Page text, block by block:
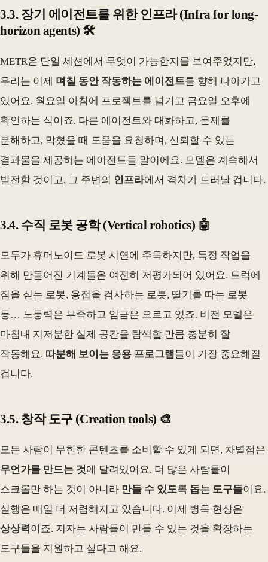
3.3. 장기 에이전트를 위한 인프라 (Infra for long-
horizon agents) 🛠️
METR은 단일 세션에서 무엇이 가능한지를 보여주었지만,
우리는 이제 며칠 동안 작동하는 에이전트를 향해 나아가고
있어요. 월요일 아침에 프로젝트를 넘기고 금요일 오후에
확인하는 식이죠. 다른 에이전트와 대화하고, 문제를
분해하고, 막혔을 때 도움을 요청하며, 신뢰할 수 있는
결과물을 제공하는 에이전트들 말이에요. 모델은 계속해서
발전할 것이고, 그 주변의 인프라에서 격차가 드러날 겁니다.
3.4. 수직 로봇 공학 (Vertical robotics) 🤖
모두가 휴머노이드 로봇 시연에 주목하지만, 특정 작업을
위해 만들어진 기계들은 여전히 저평가되어 있어요. 트럭에
짐을 싣는 로봇, 용접을 검사하는 로봇, 딸기를 따는 로봇
등… 노동력은 부족하고 임금은 오르고 있죠. 비전 모델은
마침내 지저분한 실제 공간을 탐색할 만큼 충분히 잘
작동해요. 따분해 보이는 응용 프로그램 들이 가장 중요해질
겁니다.
3.5. 창작 도구 (Creation tools) 🎨
모든 사람이 무한한 콘텐츠를 소비할 수 있게 되면, 차별점은
무언가를 만드는 것에 달려있어요. 더 많은 사람들이
스크롤만 하는 것이 아니라 만들 수 있도록 돕는 도구들이요.
실행은 매일 더 저렴해지고 있습니다. 이제 병목 현상은
상상력 이죠. 저자는 사람들이 만들 수 있는 것을 확장하는
도구들을 지원하고 싶다고 해요.